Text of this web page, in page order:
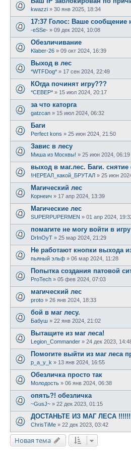
kwazzi » 30 янв 2025, 18:34
17:37 Голос: Ваше сообщение
-eSSe- » 09 дек 2024, 10:08
Обезличивание
Klaber-26 » 09 окт 2024, 16:39
Выход в лес
*WTFDog* » 17 сен 2024, 22:49
КОгда починят игру???
*СЕВЕР* » 15 июл 2024, 20:17
за что каторга
gatzcan » 15 июл 2024, 06:32
Баги
Perfect kons » 25 июн 2024, 21:50
Завис в лесу
Миша из Москвы! » 25 июн 2024, 06:19
выход в маг.лес. Баги. снятие
!НЕРЕАЛ_какой_БРУТАЛ » 25 июн
Магический лес
Корнеич » 17 апр 2024, 13:39
Магические лес
SUPERPUPERMEN » 01 апр 2024,
помагите не могу войти в игру
DrInOyT » 25 мар 2024, 21:29
Не работают кнопки выхода
пьяный эльф » 06 мар 2024, 11:28
Попытка создания патовой
ProTech » 05 фев 2024, 07:03
магический лес
proto » 26 янв 2024, 18:33
бой в маг лесу.
Бабуш » 22 янв 2024, 21:02
Вытащите из маг леса!
Legion_Commander » 24 дек 2023,
Помогите выйти из маг леса
p_a_y_k » 13 янв 2024, 16:55
Обезличка просто так
Молодость » 06 янв 2024, 06:38
опять?! обезличка
~GusJ~ » 22 дек 2023, 01:15
ДОСТАНЬТЕ ИЗ МАГ ЛЕСА
ChrisTiMe » 22 дек 2023, 03:42
Новая тема